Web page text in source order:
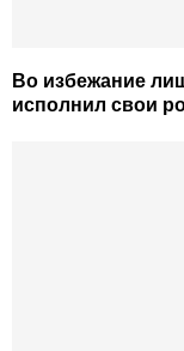
Во избежание
исполнил свои